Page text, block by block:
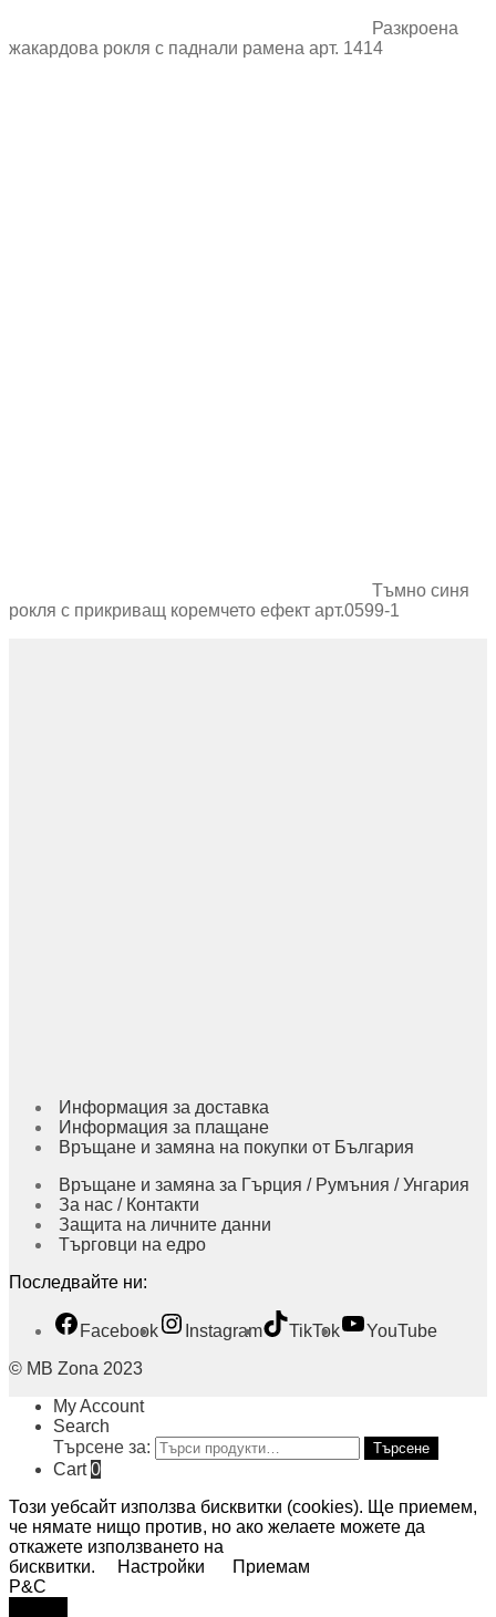
Разкроена
жакардова рокля с паднали рамена арт. 1414
Тъмно синя
рокля с прикриващ коремчето ефект арт.0599-1
Информация за доставка
Информация за плащане
Връщане и замяна на покупки от България
Връщане и замяна за Гърция / Румъния / Унгария
За нас / Контакти
Защита на личните данни
Търговци на едро
Последвайте ни:
Facebook Instagram TikTok
YouTube
© MB Zona 2023
My Account
Search
Търсене за:
Търсене
Cart0
Този уебсайт използва бисквитки (cookies). Ще приемем,
че нямате нищо против, но ако желаете можете да
откажете използването на
бисквитки.
Настройки
Приемам
P&C